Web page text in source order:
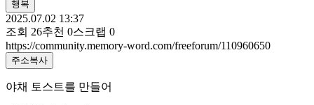
행복
2025.07.02 13:37
조회 26추천 0스크랩 0
https://community.memory-word.com/freeforum/110960650
주소복사
야채 토스트를 만들어